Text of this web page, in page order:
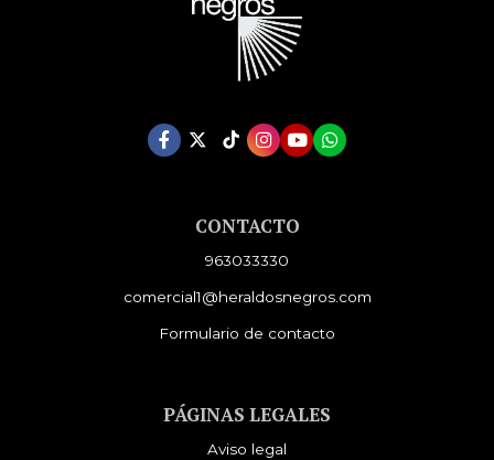
CONTACTO
963033330
comercial1@heraldosnegros.com
Formulario de contacto
PÁGINAS LEGALES
Aviso legal